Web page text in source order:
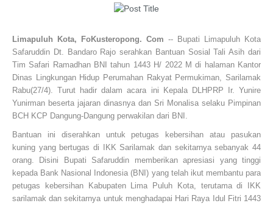
Limapuluh Kota, FoKusteropong. Com -- Bupati Limapuluh Kota
Safaruddin Dt. Bandaro Rajo serahkan Bantuan Sosial Tali Asih dari
Tim Safari Ramadhan BNI tahun 1443 H/ 2022 M di halaman Kantor
Dinas Lingkungan Hidup Perumahan Rakyat Permukiman, Sarilamak
Rabu(27/4). Turut hadir dalam acara ini Kepala DLHPRP Ir. Yunire
Yunirman beserta jajaran dinasnya dan Sri Monalisa selaku Pimpinan
BCH KCP Dangung-Dangung perwakilan dari BNI.
Bantuan ini diserahkan untuk petugas kebersihan atau pasukan
kuning yang bertugas di IKK Sarilamak dan sekitarnya sebanyak 44
orang. Disini Bupati Safaruddin memberikan apresiasi yang tinggi
kepada Bank Nasional Indonesia (BNI) yang telah ikut membantu para
petugas kebersihan Kabupaten Lima Puluh Kota, terutama di IKK
sarilamak dan sekitarnya untuk menghadapai Hari Raya Idul Fitri 1443